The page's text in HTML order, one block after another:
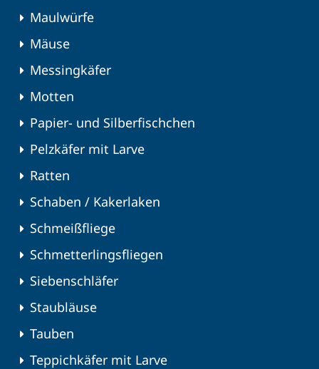
Maulwürfe
Mäuse
Messingkäfer
Motten
Papier- und Silberfischchen
Pelzkäfer mit Larve
Ratten
Schaben / Kakerlaken
Schmeißfliege
Schmetterlingsfliegen
Siebenschläfer
Staubläuse
Tauben
Teppichkäfer mit Larve